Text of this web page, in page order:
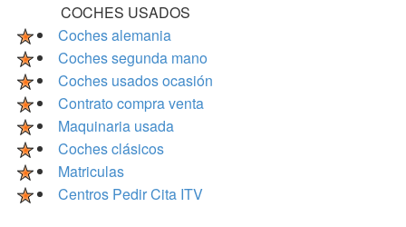
COCHES USADOS
Coches alemania
Coches segunda mano
Coches usados ocasión
Contrato compra venta
Maquinaria usada
Coches clásicos
Matriculas
Centros Pedir Cita ITV